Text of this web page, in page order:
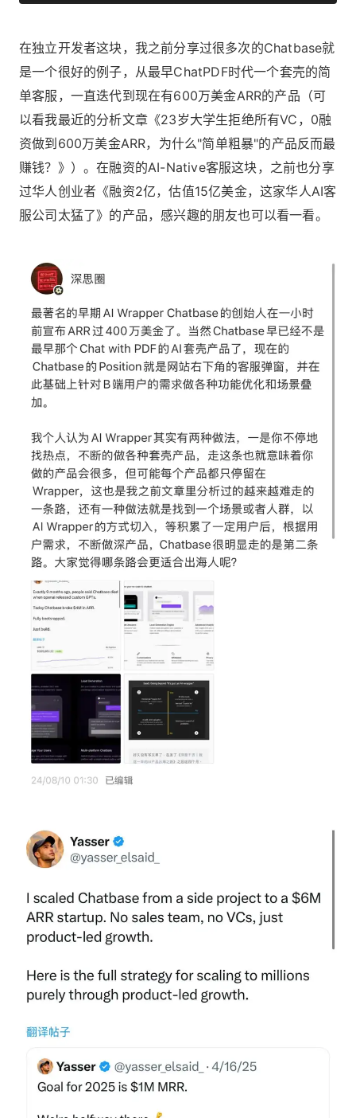
在独立开发者这块，我之前分享过很多次的Chatbase就
是一个很好的例子，从最早ChatPDF时代一个套壳的简
单客服，一直迭代到现在有600万美金ARR的产品（可
以看我最近的分析文章《23岁大学生拒绝所有VC，0融
资做到600万美金ARR，为什么"简单粗暴"的产品反而最
赚钱？ 》）。在融资的AI-Native客服这块，之前也分享
过华人创业者《融资2亿，估值15亿美金，这家华人AI客
服公司太猛了》的产品，感兴趣的朋友也可以看一看。